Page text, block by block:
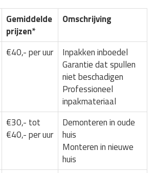
Gemiddelde
prijzen*
Omschrijving
€40,- per uur
Inpakken inboedel
Garantie dat spullen
niet beschadigen
Professioneel
inpakmateriaal
€30,- tot
€40,- per uur
Demonteren in oude
huis
Monteren in nieuwe
huis